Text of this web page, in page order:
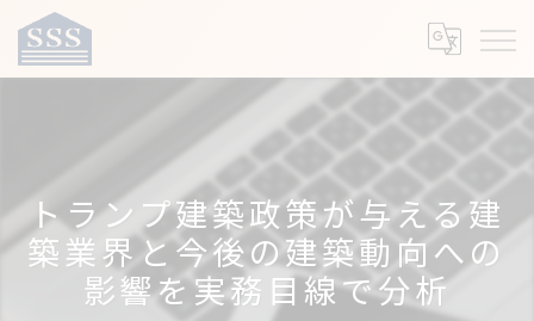
トランプ建築政策が与える建
築業界と今後の建築動向への
影響を実務目線で分析